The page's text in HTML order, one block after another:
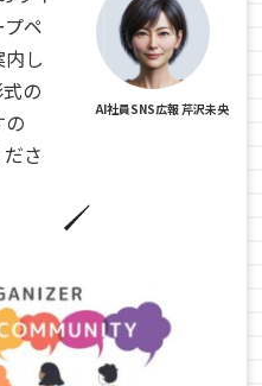
ペ
し
の
さ
AI社員SNS広報 芹沢未央